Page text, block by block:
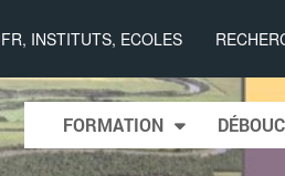
INSTITUTS, ECOLES
Main menu
Skip to content
FORMATION